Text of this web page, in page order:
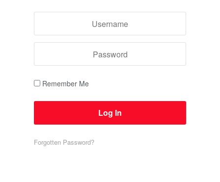
Remember Me
Forgotten Password?